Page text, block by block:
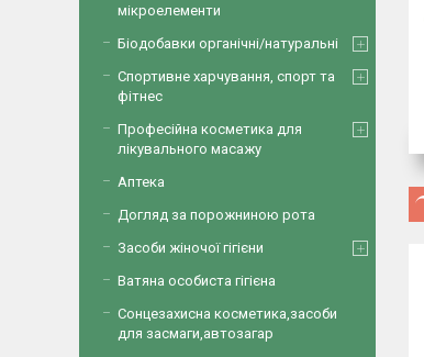
мікроелементи
Біодобавки органічні/натуральні
Спортивне харчування, спорт та
фітнес
Професійна косметика для
лікувального масажу
Аптека
Догляд за порожниною рота
Засоби жіночої гігієни
Ватяна особиста гігієна
Сонцезахисна косметика,засоби
для засмаги,автозагар